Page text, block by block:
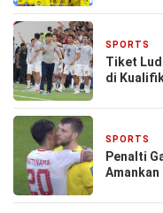
SPORTS
Tiket
di
SPORTS
Penalti
Amankan